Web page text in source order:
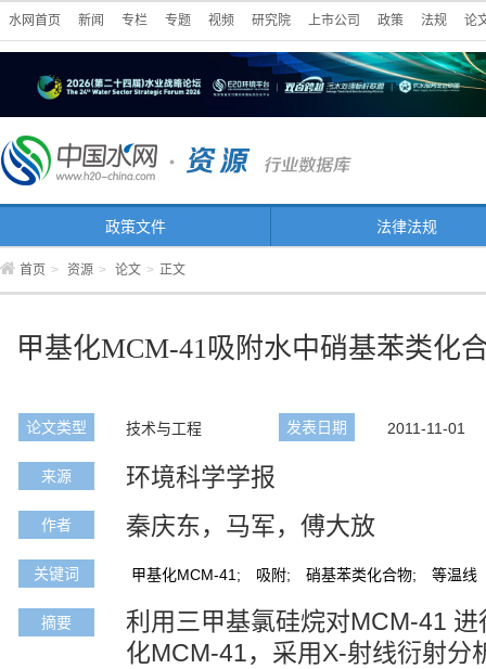
水网首页 新闻 专栏 专题 视频 研究院 上市公司 政策 法规 论
政策文件 法律法规
首页 > 资源 > 论文 > 正文
甲基化MCM-41吸附水中硝基苯类化
论文类型 技术与工程 发表日期 2011-11-01
来源 环境科学学报
作者 秦庆东，马军，傅大放
关键词 甲基化MCM-41; 吸附; 硝基苯类化合物; 等温线
摘要
利用三甲基氯硅烷对MCM-41
化MCM-41，采用X-射线衍射分